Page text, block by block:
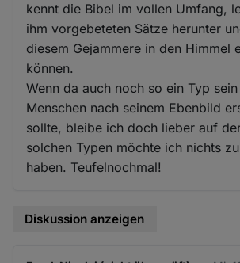
kennt die Bibel im vollen Umfang,
ihm vorgebeteten Sätze herunter
diesem Gejammere in den Himmel
können.
Wenn da auch noch so ein Typ
Menschen nach seinem Ebenbild
sollte, bleibe ich doch lieber auf
solchen Typen möchte ich nichts
haben. Teufelnochmal!
Diskussion anzeigen